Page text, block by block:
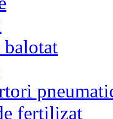
balotat
fertilizat